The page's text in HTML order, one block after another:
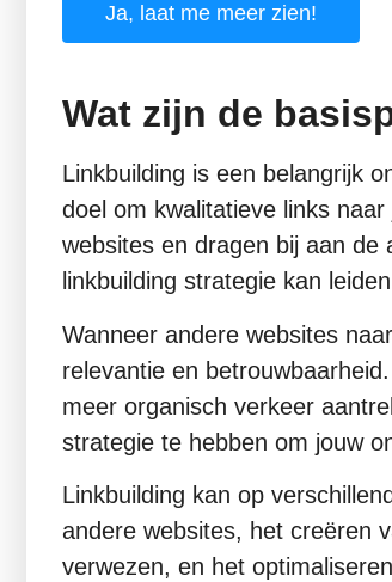
Ja, laat me meer zien!
Wat zijn de
Linkbuilding is een belangrijk
doel om kwalitatieve links
websites en dragen bij aan de
linkbuilding strategie kan
Wanneer andere websites
relevantie en
meer organisch verkeer
strategie te hebben om jouw
Linkbuilding kan op
andere websites, het creëren
verwezen, en het